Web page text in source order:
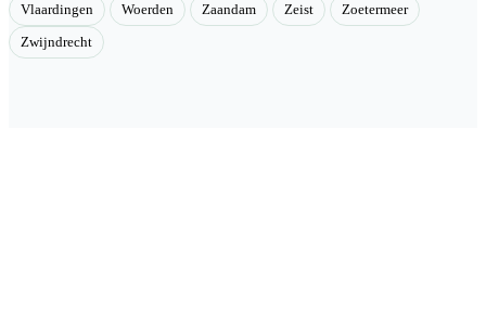
Vlaardingen Woerden Zaandam Zeist Zoetermeer
Zwijndrecht